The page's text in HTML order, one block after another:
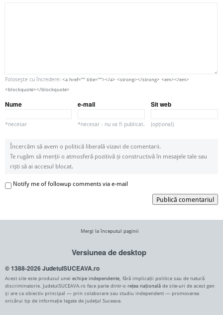
Foloseşte cu încredere: <a href="" title=""></a> <strong></strong> <em></em>
<blockquote></blockquote>
Nume
*necesar
e-mail
*necesar - nu va fi publicat.
Sit web
(opțional)
Încercăm să avem o politică liberală vizavi de comentarii.
Te rugăm să menții o atmosferă pozitivă și constructivă în mesajele tale sau
riști să ai accesul blocat.
Notify me of followup comments via e-mail
Publică comentariul
Mergi la începutul paginii
Versiunea de desktop
© 1388-2026 JudetulSUCEAVA.ro
Acest site este produsul unei echipe independente , fără implicații politice sau de natură
discriminatorie. JudetulSUCEAVA.ro face parte dintr-o rețea națională de site-uri de acest gen
și are ca obiectiv principal — prin colaborare sau studiu independent — promovarea
oricărui tip de informație legate de județul Suceava.